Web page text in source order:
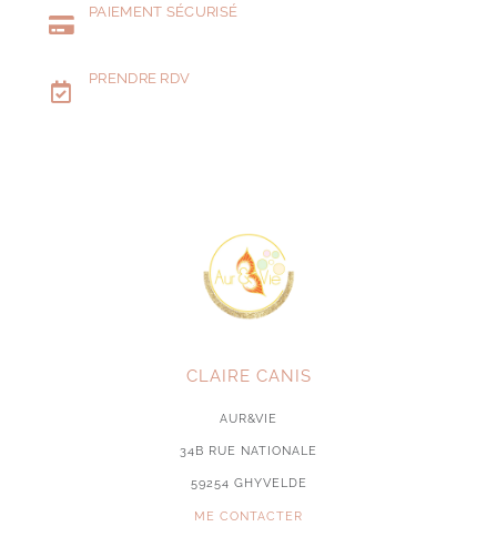
PAIEMENT SÉCURISÉ
PRENDRE RDV
CLAIRE CANIS
AUR&VIE
34B RUE NATIONALE
59254 GHYVELDE
ME CONTACTER